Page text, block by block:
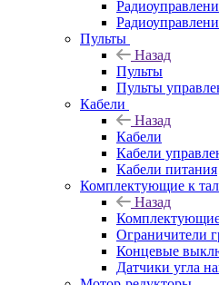
Пульты
Назад
Пульты
Пульты
Кабели
Назад
Кабели
Кабели
Кабели питания
Комплектующие к
Назад
Ограничители
Концевые
Датчики угла